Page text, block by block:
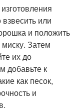
или
и положить
Затем
их до
добавьте к
как песок,
и